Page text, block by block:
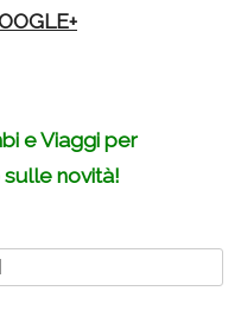
e Viaggi per
novità!